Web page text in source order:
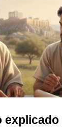
explicado